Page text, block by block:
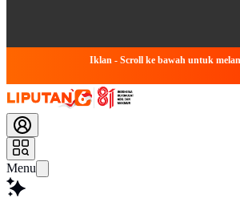
Iklan - Scroll ke bawah untuk
Menu